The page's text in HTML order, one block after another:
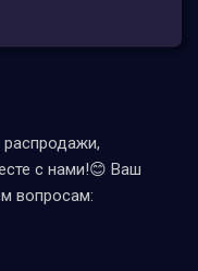
с нами!😊 Ваш
вопросам: